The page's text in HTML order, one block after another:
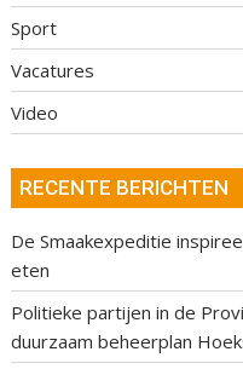
Sport
Vacatures
Video
RECENTE BERICHTEN
De Smaakexpeditie
eten
Politieke partijen in de
duurzaam beheerplan